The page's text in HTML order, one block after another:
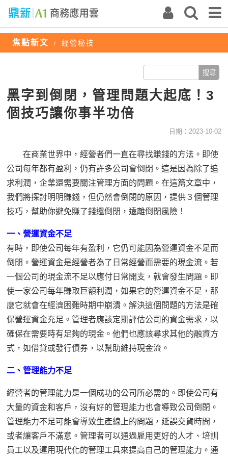
焦點新文 / 經營秘技
黑字到倒閉，管理問題大起底！3
個技巧讓你事半功倍
日期：2023-10-02
在商業世界中，經營者們一直在尋找賺錢的方法。即使
公司每年都有盈利，仍有許多公司會倒閉。這是因為除了追
求利潤，企業還需要關注管理方面的問題。在這篇文章中，
我們將探討明明賺錢，但仍然會倒閉的原因，提供３個管理
技巧 ， 幫助你避免賺了錢還倒閉 ，遠離倒閉風險！
一、營運資金不足
有時，即使公司每年有盈利，它仍可能因為營運資金不足而
倒閉。營運資金是經營者為了日常經營而需要的現金流。若
一個公司的現金流不足以應付日常開支，就會發生問題。即
使一家公司每年賺取巨額利潤，如果它的營運資金不足，那
麼它就會在經濟困難時期中崩潰。解決這個問題的方法是確
保營運資金充足。管理者應該定期評估公司的資金需求，以
確保在需要時有足夠的現金。他們也應該尋求其他的融資方
式，如借貸或發行債券，以幫助維持現金流。
二、管理能力不足
經營者的管理能力是一個成功的公司所必需的。即使公司有
大量的資金和客戶，沒有好的管理能力也會導致公司倒閉。
管理能力不足可能會導致生產線上的問題，延誤交貨時間，
或者讓客戶不滿意。管理者可以通過雇用更好的人才、培訓
員工以及運用現代化的管理工具來提高自己的管理能力。通